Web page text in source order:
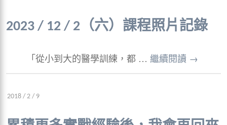
2023 / 12 / 2（六）課程照片記錄
「從小到大的醫學訓練，都 … 繼續閱讀 →
2018 / 2 / 9